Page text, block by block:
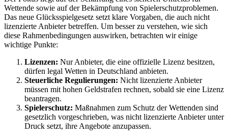
Wettende sowie auf der Bekämpfung von Spielerschutzproblemen.
Das neue Glücksspielgesetz setzt klare Vorgaben, die auch nicht
lizenzierte Anbieter betreffen. Um besser zu verstehen, wie sich
diese Rahmenbedingungen auswirken, betrachten wir einige
wichtige Punkte:
Lizenzen: Nur Anbieter, die eine offizielle Lizenz besitzen,
dürfen legal Wetten in Deutschland anbieten.
Steuerliche Regulierungen: Nicht lizenzierte Anbieter
müssen mit hohen Geldstrafen rechnen, sobald sie eine Lizenz
beantragen.
Spielerschutz: Maßnahmen zum Schutz der Wettenden sind
gesetzlich vorgeschrieben, was nicht lizenzierte Anbieter unter
Druck setzt, ihre Angebote anzupassen.